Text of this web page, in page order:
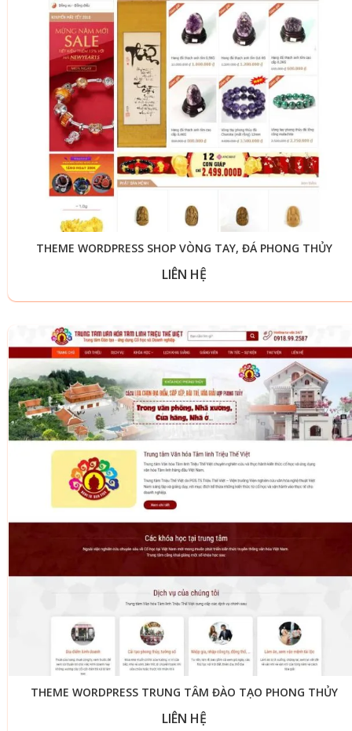
THEME WORDPRESS SHOP VÒNG TAY, ĐÁ PHONG THỦY
LIÊN HỆ
THEME WORDPRESS TRUNG TÂM ĐÀO TẠO PHONG THỦY
LIÊN HỆ